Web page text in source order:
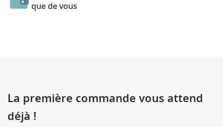
que de vous
La première commande vous attend
déjà !